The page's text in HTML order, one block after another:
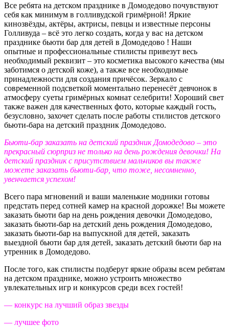
Все ребята на детском празднике в Домодедово почувствуют
себя как минимум в голливудской гримёрной! Яркие
кинозвёзды, актёры, актрисы, певцы и известные персоны
Голливуда – всё это легко создать, когда у вас на детском
празднике бьюти бар для детей в Домодедово ! Наши
опытные и профессиональные стилисты привезут весь
необходимый реквизит – это косметика высокого качества (мы
заботимся о детской коже), а также все необходимые
принадлежности для создания причёсок. Зеркало с
современной подсветкой моментально перенесёт девчонок в
атмосферу суеты гримёрных комнат селебрити! Хороший свет
также важен для качественных фото, которые каждый гость,
безусловно, захочет сделать после работы стилистов детского
бьюти-бара на детский праздник Домодедово.
Бьюти-бар заказать на детский праздник Домодедово – это
прекрасный сюрприз не только на день рождения девочки! На
детский праздник с присутствием мальчиков вы также
можете заказать бьюти-бар, что тоже, несомненно,
увенчается успехом!
Всего пара мгновений и ваши маленькие модники готовы
предстать перед сотней камер на красной дорожке! Вы можете
заказать бьюти бар на день рождения девочки Домодедово,
заказать бьюти-бар на детский день рождения Домодедово,
заказать бьюти-бар на выпускной для детей, заказать
выездной бьюти бар для детей, заказать детский бьюти бар на
утренник в Домодедово.
После того, как стилисты подберут яркие образы всем ребятам
на детском празднике, можно устроить множество
увлекательных игр и конкурсов среди всех гостей!
— конкурс на лучший образ звезды
— лучшее фото